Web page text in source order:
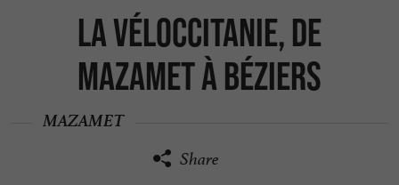
LA VÉLOCCITANIE, DE
MAZAMET À BÉZIERS
MAZAMET
Share